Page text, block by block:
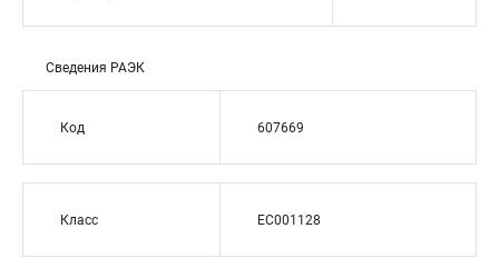
Сведения РАЭК
Код 607669
Класс EC001128